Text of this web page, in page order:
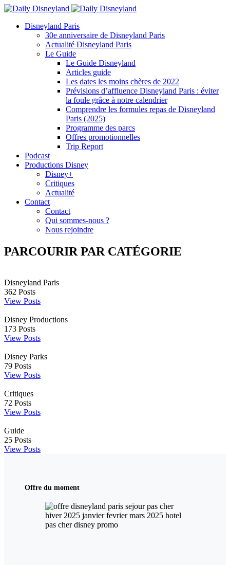
Disneyland Paris
30e anniversaire de Disneyland Paris
Actualité Disneyland Paris
Le Guide
Le Guide Disneyland
Articles guide
Les dates les moins chères de 2022
Prévisions d’affluence Disneyland Paris : éviter
la foule grâce à notre calendrier
Comprendre les formules repas de Disneyland
Paris (2025)
Programme des parcs
Offres promotionnelles
Trip Report
Podcast
Productions Disney
Disney+
Critiques
Actualité
Contact
Contact
Qui sommes-nous ?
Nous rejoindre
PARCOURIR PAR CATÉGORIE
Disneyland Paris
362 Posts
View Posts
Disney Productions
173 Posts
View Posts
Disney Parks
79 Posts
View Posts
Critiques
72 Posts
View Posts
Guide
25 Posts
View Posts
Offre du moment